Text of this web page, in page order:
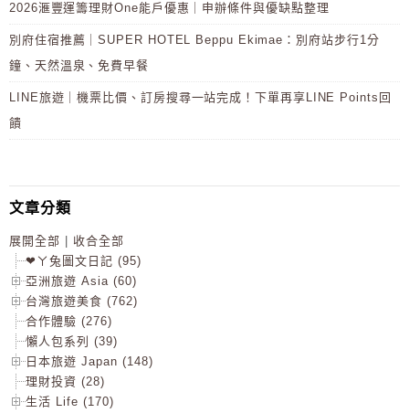
2026滙豐運籌理財One能戶優惠｜申辦條件與優缺點整理
別府住宿推薦｜SUPER HOTEL Beppu Ekimae：別府站步行1分
鐘、天然溫泉、免費早餐
LINE旅遊｜機票比價、訂房搜尋一站完成！下單再享LINE Points回
饋
文章分類
展開全部
收合全部
❤ㄚ兔圖文日記 (95)
亞洲旅遊 Asia (60)
台灣旅遊美食 (762)
合作體驗 (276)
懶人包系列 (39)
日本旅遊 Japan (148)
理財投資 (28)
生活 Life (170)